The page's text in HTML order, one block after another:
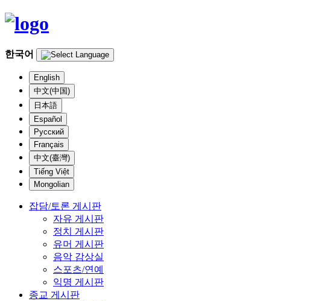
한국어
English
中文(中国)
日本語
Español
Русский
Français
中文(臺灣)
Tiếng Việt
Mongolian
잡담/토론 게시판
자유 게시판
정치 게시판
유머 게시판
음악 감상실
스포츠/연예
익명 게시판
종교 게시판